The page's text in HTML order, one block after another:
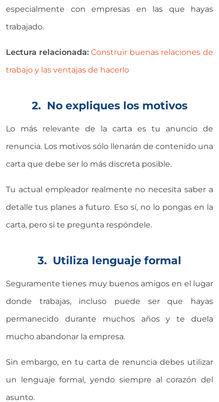
especialmente con empresas en las que hayas
trabajado.
Lectura relacionada: Construir buenas relaciones de
trabajo y las ventajas de hacerlo
2. No expliques los motivos
Lo más relevante de la carta es tu anuncio de
renuncia. Los motivos sólo llenarán de contenido una
carta que debe ser lo más discreta posible.
Tu actual empleador realmente no necesita saber a
detalle tus planes a futuro. Eso sí, no lo pongas en la
carta, pero si te pregunta respóndele.
3. Utiliza lenguaje formal
Seguramente tienes muy buenos amigos en el lugar
donde trabajas, incluso puede ser que hayas
permanecido durante muchos años y te duela
mucho abandonar la empresa.
Sin embargo, en tu carta de renuncia debes utilizar
un lenguaje formal, yendo siempre al corazón del
asunto.